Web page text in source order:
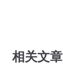
相关文章